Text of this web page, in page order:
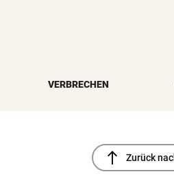
VERBRECHEN
north Zurück